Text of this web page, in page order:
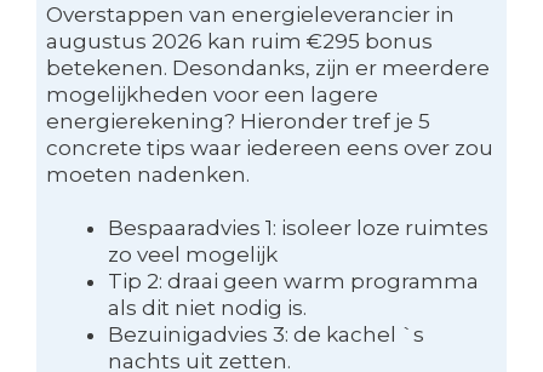
Overstappen van energieleverancier in
augustus 2026 kan ruim €295 bonus
betekenen. Desondanks, zijn er meerdere
mogelijkheden voor een lagere
energierekening? Hieronder tref je 5
concrete tips waar iedereen eens over zou
moeten nadenken.
Bespaaradvies 1: isoleer loze ruimtes
zo veel mogelijk
Tip 2: draai geen warm programma
als dit niet nodig is.
Bezuinigadvies 3: de kachel `s
nachts uit zetten.